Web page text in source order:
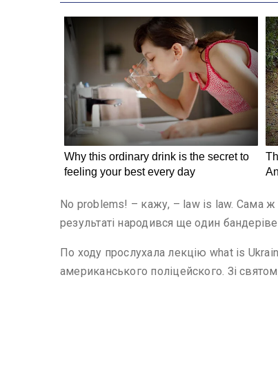
No problems! – кажу, – law is law. Сама ж
результаті народився ще один
По ходу прослухала лекцію what is
американського поліцейского. Зі